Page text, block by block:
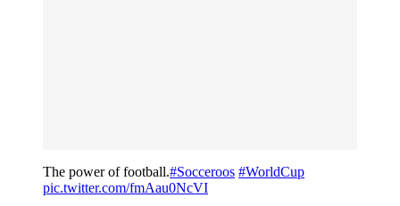
The power of football.#Socceroos #WorldCup
pic.twitter.com/fmAau0NcVI